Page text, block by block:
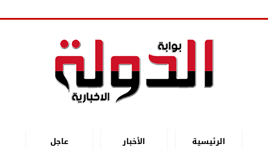
الرئيسية الأخبار
عاجل